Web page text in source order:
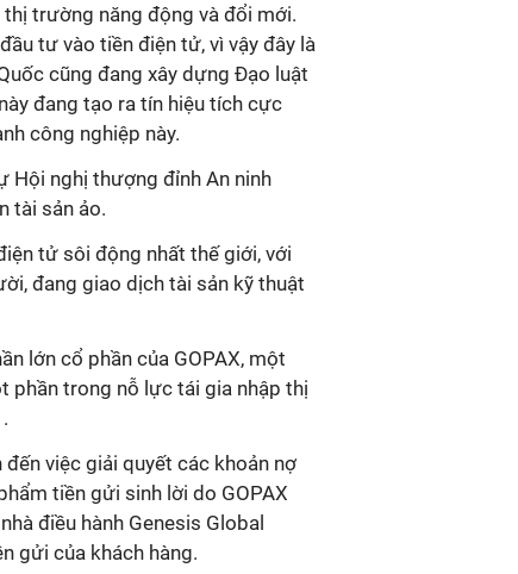
thị trường năng động và đổi mới.
tư vào tiền điện tử, vì vậy đây là
cũng đang xây dựng Đạo luật
đang tạo ra tín hiệu tích cực
công nghiệp này.
Hội nghị thượng đỉnh An ninh
tài sản ảo.
tử sôi động nhất thế giới, với
đang giao dịch tài sản kỹ thuật
lớn cổ phần của GOPAX, một
phần trong nỗ lực tái gia nhập thị
việc giải quyết các khoản nợ
tiền gửi sinh lời do GOPAX
điều hành Genesis Global
gửi của khách hàng.